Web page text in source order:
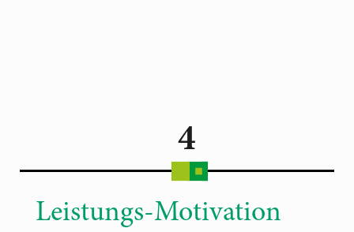
4
Leistungs-Motivation